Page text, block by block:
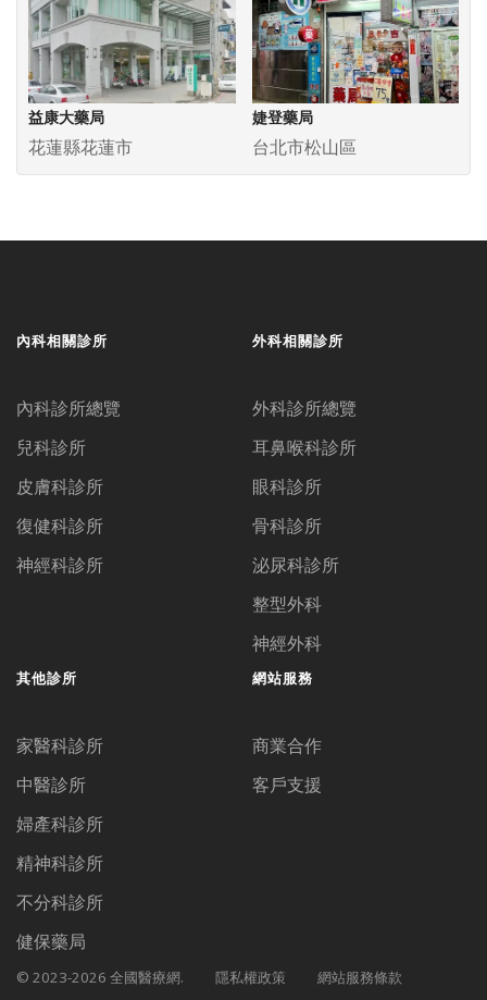
益康大藥局
花蓮縣花蓮市
婕登藥局
台北市松山區
內科相關診所
內科診所總覽
兒科診所
皮膚科診所
復健科診所
神經科診所
外科相關診所
外科診所總覽
耳鼻喉科診所
眼科診所
骨科診所
泌尿科診所
整型外科
神經外科
其他診所
家醫科診所
中醫診所
婦產科診所
精神科診所
不分科診所
健保藥局
網站服務
商業合作
客戶支援
© 2023-2026 全國醫療網. 隱私權政策 網站服務條款